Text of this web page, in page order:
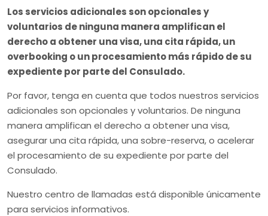
Los servicios adicionales son opcionales y
voluntarios de ninguna manera amplifican el
derecho a obtener una visa, una cita rápida, un
overbooking o un procesamiento más rápido de su
expediente por parte del Consulado.
Por favor, tenga en cuenta que todos nuestros servicios
adicionales son opcionales y voluntarios. De ninguna
manera amplifican el derecho a obtener una visa,
asegurar una cita rápida, una sobre-reserva, o acelerar
el procesamiento de su expediente por parte del
Consulado.
Nuestro centro de llamadas está disponible únicamente
para servicios informativos.